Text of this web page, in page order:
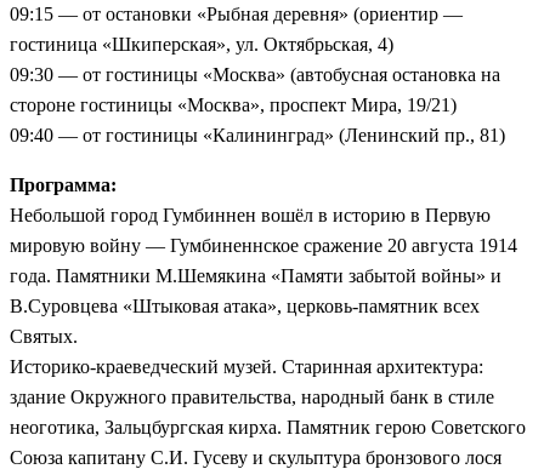
09:15 — от остановки «Рыбная деревня» (ориентир —
гостиница «Шкиперская», ул. Октябрьская, 4)
09:30 — от гостиницы «Москва» (автобусная остановка на
стороне гостиницы «Москва», проспект Мира, 19/21)
09:40 — от гостиницы «Калининград» (Ленинский пр., 81)
Программа:
Небольшой город Гумбиннен вошёл в историю в Первую
мировую войну — Гумбиненнское сражение 20 августа 1914
года. Памятники М.Шемякина «Памяти забытой войны» и
В.Суровцева «Штыковая атака», церковь-памятник всех
Святых.
Историко-краеведческий музей. Старинная архитектура:
здание Окружного правительства, народный банк в стиле
неоготика, Зальцбургская кирха. Памятник герою Советского
Союза капитану С.И. Гусеву и скульптура бронзового лося